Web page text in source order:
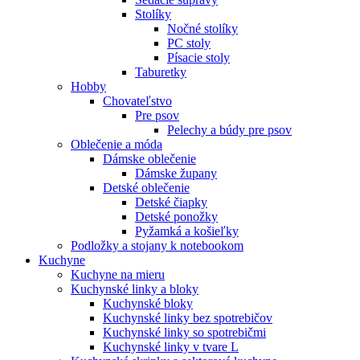
Stolíky
Nočné stolíky
PC stoly
Písacie stoly
Taburetky
Hobby
Chovateľstvo
Pre psov
Pelechy a búdy pre psov
Oblečenie a móda
Dámske oblečenie
Dámske župany
Detské oblečenie
Detské čiapky
Detské ponožky
Pyžamká a košieľky
Podložky a stojany k notebookom
Kuchyne
Kuchyne na mieru
Kuchynské linky a bloky
Kuchynské bloky
Kuchynské linky bez spotrebičov
Kuchynské linky so spotrebičmi
Kuchynské linky v tvare L